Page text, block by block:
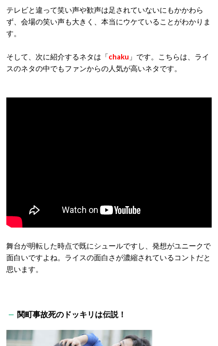
テレビと違って笑い声や歓声は足されていないにもかかわら
ず、会場の笑い声も大きく、本当にウケていることがわかりま
す。
そして、次に紹介するネタは「chaku 」です。こちらは、ライ
スのネタの中でもファンからの人気が高いネタです。
舞台が明転した時点で既にシュールですし、発想がユニークで
面白いですよね。ライスの面白さが濃縮されているコントだと
思います。
関町事故死のドッキリは伝説！